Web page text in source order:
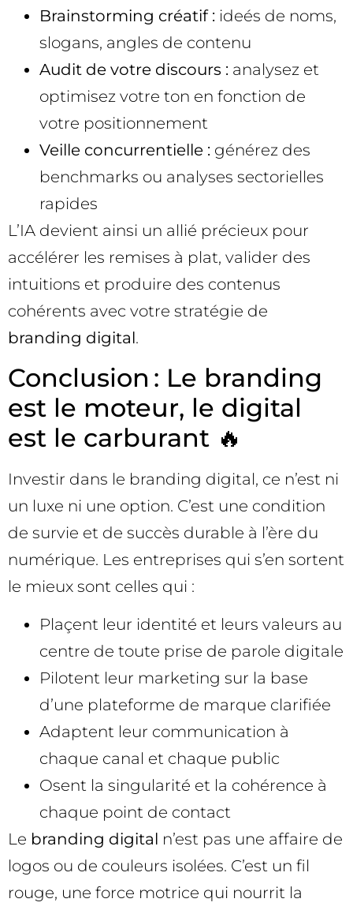
Brainstorming créatif : ideés de noms,
slogans, angles de contenu
Audit de votre discours : analysez et
optimisez votre ton en fonction de
votre positionnement
Veille concurrentielle : générez des
benchmarks ou analyses sectorielles
rapides
L’IA devient ainsi un allié précieux pour
accélérer les remises à plat, valider des
intuitions et produire des contenus
cohérents avec votre stratégie de
branding digital.
Conclusion : Le branding
est le moteur, le digital
est le carburant 🔥
Investir dans le branding digital, ce n’est ni
un luxe ni une option. C’est une condition
de survie et de succès durable à l’ère du
numérique. Les entreprises qui s’en sortent
le mieux sont celles qui :
Plaçent leur identité et leurs valeurs au
centre de toute prise de parole digitale
Pilotent leur marketing sur la base
d’une plateforme de marque clarifiée
Adaptent leur communication à
chaque canal et chaque public
Osent la singularité et la cohérence à
chaque point de contact
Le branding digital n’est pas une affaire de
logos ou de couleurs isolées. C’est un fil
rouge, une force motrice qui nourrit la